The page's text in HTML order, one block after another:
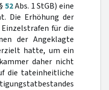
52Abs. 1 StGB) eine
Die Erhöhung der
für die
der Angeklagte
hatte, um ein
daher nicht
die tateinheitliche